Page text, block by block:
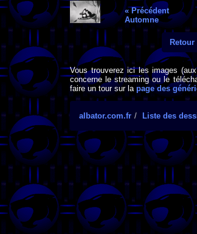
« Précédent
Automne
Vous trouverez ici les images
concerne le streaming ou le
faire un tour sur la page des
albator.com.fr Liste des